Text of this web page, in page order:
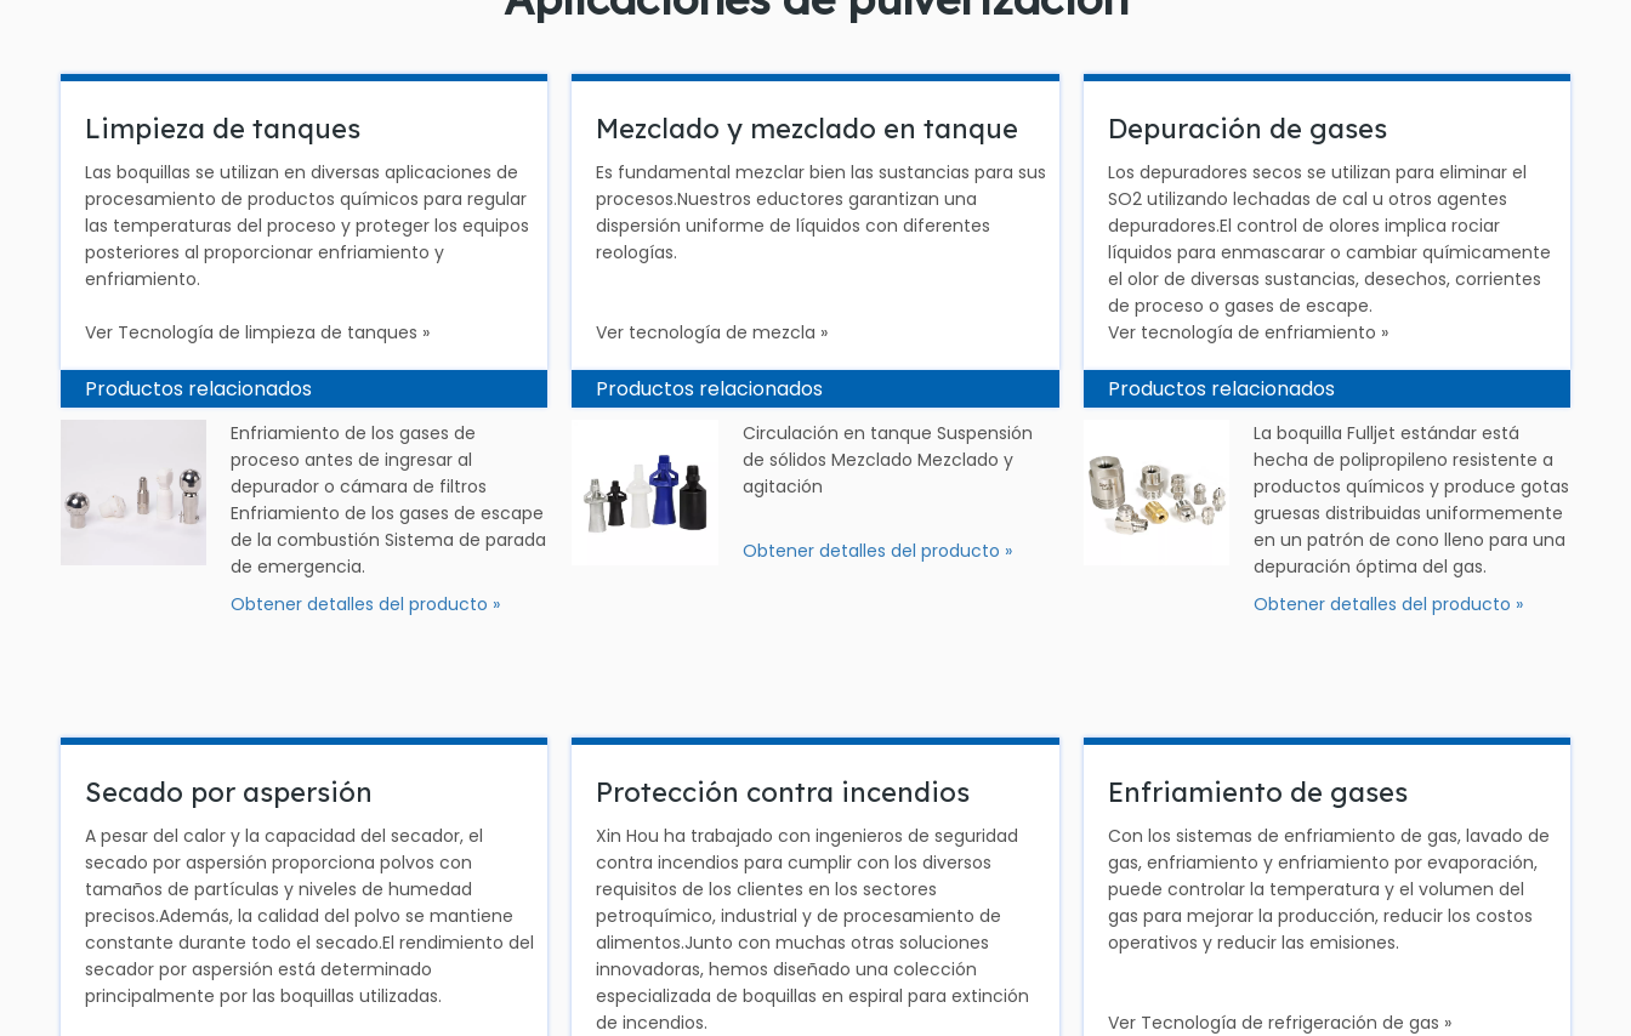
Limpieza de tanques
Las boquillas se utilizan en diversas aplicaciones de
procesamiento de productos químicos para regular
las temperaturas del proceso y proteger los equipos
posteriores al proporcionar enfriamiento y
enfriamiento.
Ver Tecnología de limpieza de tanques »
Productos relacionados
Enfriamiento de los gases de
proceso antes de ingresar al
depurador o cámara de filtros
Enfriamiento de los gases de escape
de la combustión Sistema de parada
de emergencia.
Obtener detalles del producto »
Mezclado y mezclado en tanque
Es fundamental mezclar bien las sustancias para sus
procesos.Nuestros eductores garantizan una
dispersión uniforme de líquidos con diferentes
reologías.
Ver tecnología de mezcla »
Productos relacionados
Circulación en tanque Suspensión
de sólidos Mezclado Mezclado y
agitación
Obtener detalles del producto »
Depuración de gases
Los depuradores secos se utilizan para eliminar el
SO2 utilizando lechadas de cal u otros agentes
depuradores.El control de olores implica rociar
líquidos para enmascarar o cambiar químicamente
el olor de diversas sustancias, desechos, corrientes
de proceso o gases de escape.
Ver tecnología de enfriamiento »
Productos relacionados
La boquilla Fulljet estándar está
hecha de polipropileno resistente a
productos químicos y produce gotas
gruesas distribuidas uniformemente
en un patrón de cono lleno para una
depuración óptima del gas.
Obtener detalles del producto »
Secado por aspersión
A pesar del calor y la capacidad del secador, el
secado por aspersión proporciona polvos con
tamaños de partículas y niveles de humedad
precisos.Además, la calidad del polvo se mantiene
constante durante todo el secado.El rendimiento del
secador por aspersión está determinado
principalmente por las boquillas utilizadas.
Protección contra incendios
Xin Hou ha trabajado con ingenieros de seguridad
contra incendios para cumplir con los diversos
requisitos de los clientes en los sectores
petroquímico, industrial y de procesamiento de
alimentos.Junto con muchas otras soluciones
innovadoras, hemos diseñado una colección
especializada de boquillas en espiral para extinción
de incendios.
Enfriamiento de gases
Con los sistemas de enfriamiento de gas, lavado de
gas, enfriamiento y enfriamiento por evaporación,
puede controlar la temperatura y el volumen del
gas para mejorar la producción, reducir los costos
operativos y reducir las emisiones.
Ver Tecnología de refrigeración de gas »